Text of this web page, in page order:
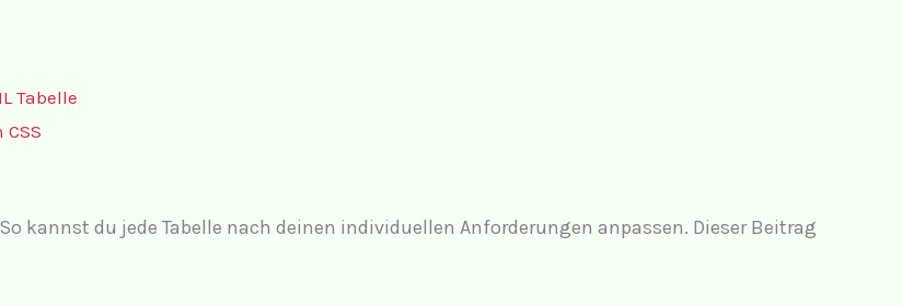
Tabelle
kannst du jede Tabelle nach deinen individuellen Anforderungen anpassen. Dieser Beitrag